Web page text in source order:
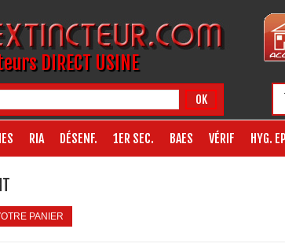
DIRECT USINE
OK
RIA DÉSENF. 1ER SEC. BAES VÉRIF HYG.
PANIER